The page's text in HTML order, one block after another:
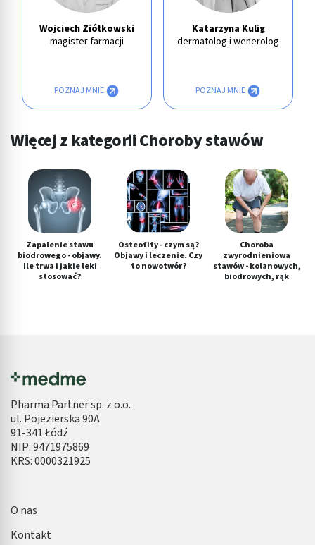
Wojciech Ziółkowski
magister farmacji
POZNAJ MNIE
Katarzyna Kulig
dermatolog i wenerolog
POZNAJ MNIE
Więcej z kategorii Choroby stawów
Zapalenie stawu
biodrowego - objawy.
Ile trwa i jakie leki
stosować?
Osteofity - czym są?
Objawy i leczenie. Czy
to nowotwór?
Choroba
zwyrodnieniowa
stawów - kolanowych,
biodrowych, rąk
Pharma Partner sp. z o.o.
ul. Pojezierska 90A
91-341 Łódź
NIP: 9471975869
KRS: 0000321925
O nas
Kontakt